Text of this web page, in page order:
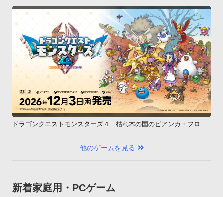
ドラゴンクエストモンスターズ４ 枯れ木の国のビアンカ・フロー
他のゲームを見る
新着家庭用・PCゲーム